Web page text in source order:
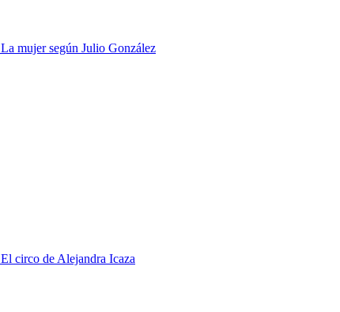
La mujer según Julio González
El circo de Alejandra Icaza